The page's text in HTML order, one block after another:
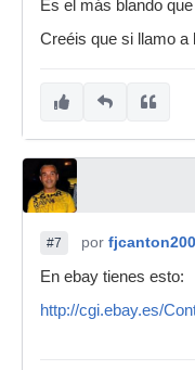
Es el más blando
Creéis que si llamo a
#7 por
En ebay tienes esto:
http://cgi.ebay.es/